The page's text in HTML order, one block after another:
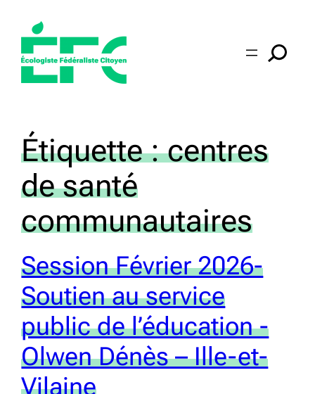
contenu
Étiquette :centres
de santé
communautaires
Session Février 2026-
Soutien au service
public de l’éducation -
Olwen Dénès – Ille-et-
Vilaine